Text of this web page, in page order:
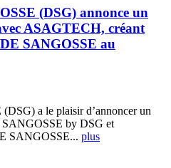
(DSG) annonce un
ASAGTECH, créant
SANGOSSE au
a le plaisir d’annoncer un
SANGOSSE by DSG et
SANGOSSE... plus